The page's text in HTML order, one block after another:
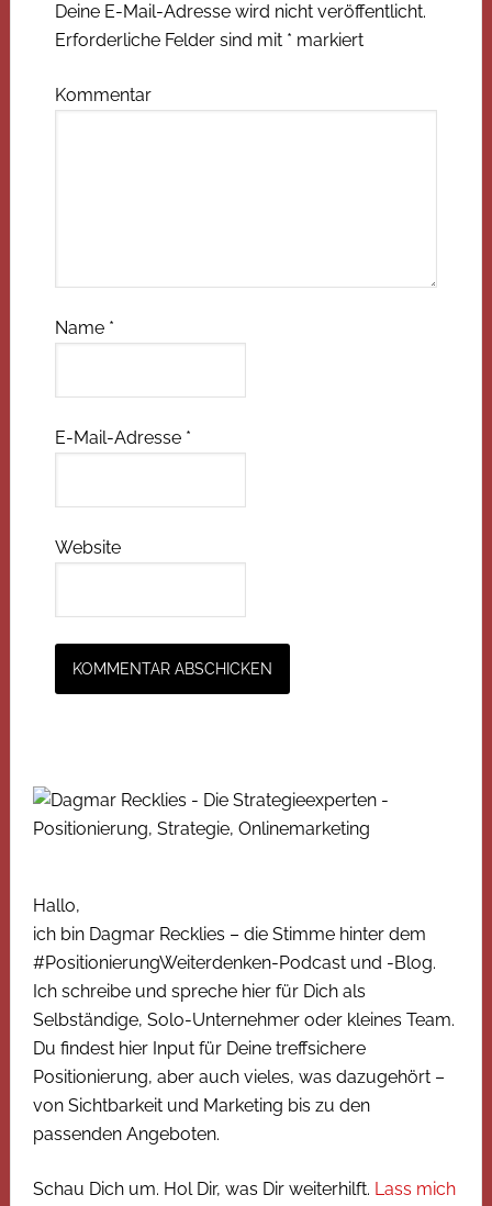
Deine E-Mail-Adresse wird nicht veröffentlicht.
Erforderliche Felder sind mit * markiert
Kommentar
Name *
E-Mail-Adresse *
Website
Hallo,
ich bin Dagmar Recklies – die Stimme hinter dem
#PositionierungWeiterdenken-Podcast und -Blog.
Ich schreibe und spreche hier für Dich als
Selbständige, Solo-Unternehmer oder kleines Team.
Du findest hier Input für Deine treffsichere
Positionierung, aber auch vieles, was dazugehört –
von Sichtbarkeit und Marketing bis zu den
passenden Angeboten.
Schau Dich um. Hol Dir, was Dir weiterhilft. Lass mich